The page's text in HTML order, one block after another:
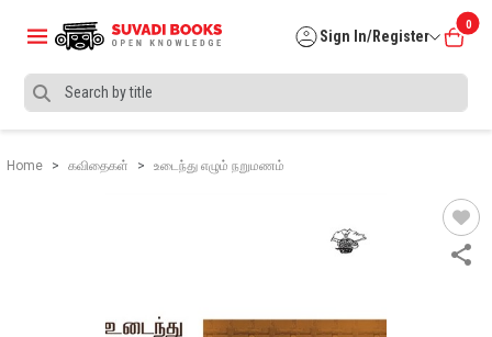
Sign In/Register
0
Home கவிதைகள் உடைந்து எழும் நறுமணம்